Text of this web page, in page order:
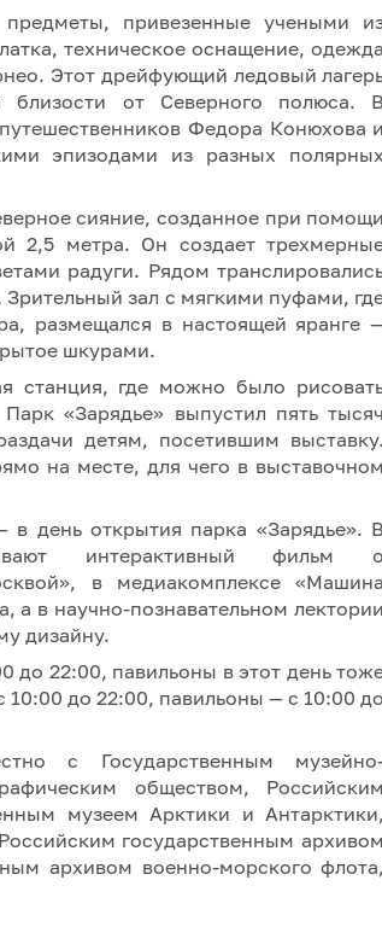
привезенные учеными
техническое оснащение, одежда
Этот дрейфующий ледовый
от Северного полюса. В
Федора Конюхова и
эпизодами из разных полярных
сияние, созданное при помощи
2,5 метра. Он создает
радуги. Рядом
зал с мягкими пуфами,
размещался в настоящей яранге —
шкурами.
станция, где можно было
«Зарядье» выпустил пять тысяч
детям, посетившим выставку.
на месте, для чего в выставочном
в день открытия парка «Зарядье». В
интерактивный фильм о
в медиакомплексе «Машина
а в научно-познавательном лектории
дизайну.
до 22:00, павильоны в этот день
10:00 до 22:00, павильоны — с 10:00 до
с Государственным
обществом, Российским
музеем Арктики и Антарктики,
государственным архивом
архивом военно-морского флота,